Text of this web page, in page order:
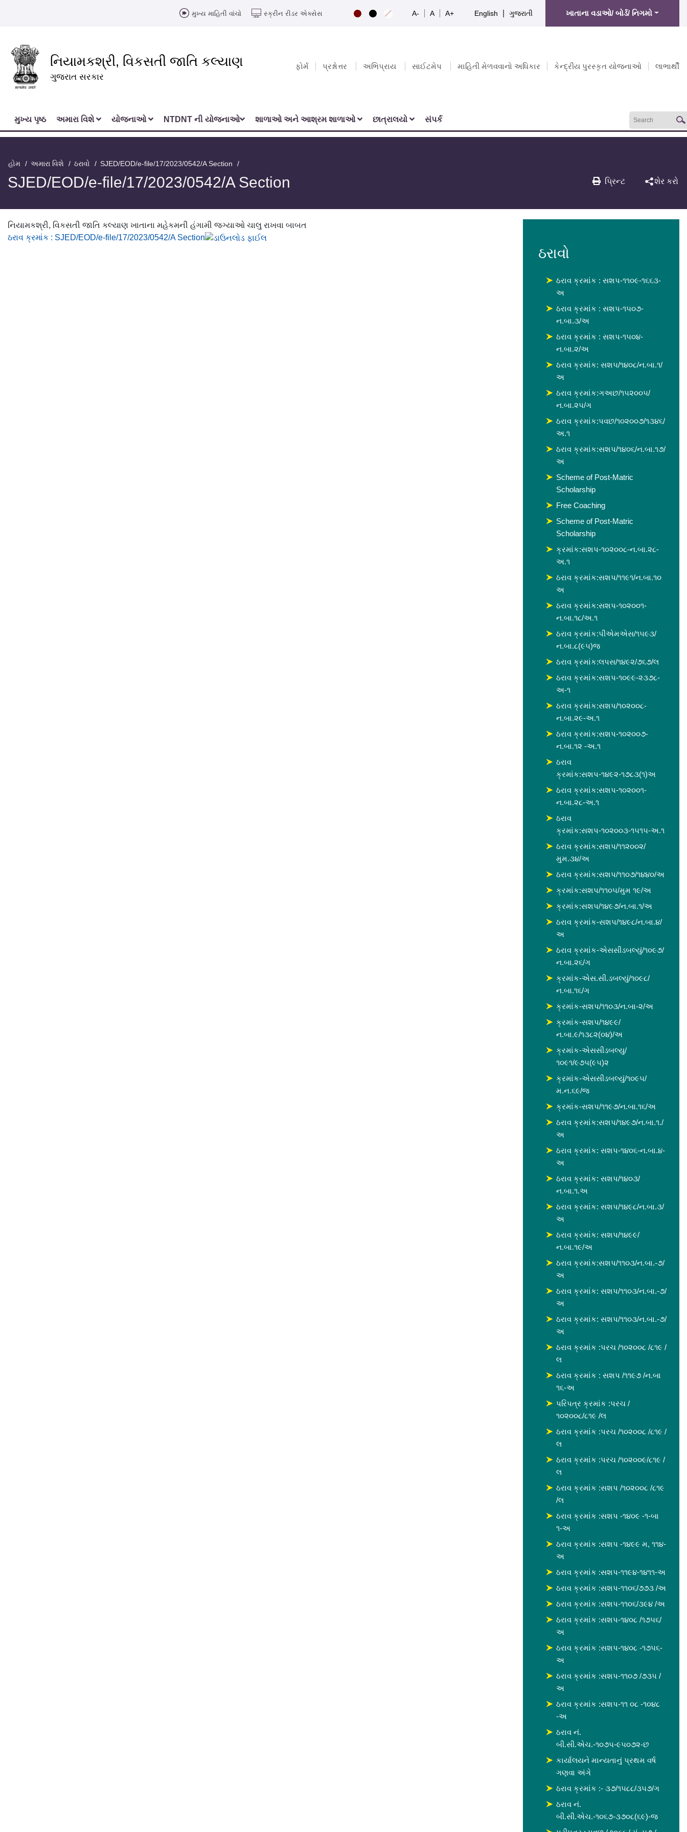
મુખ્ય માહિતી વાંચો સ્ક્રીન રીડર એક્સેસ A- A A+ English ગુજરાતી ખાતાના વડાઓ/ બોર્ડ/ નિગમો
નિયામકશ્રી, વિકસતી જાતિ કલ્યાણ
ગુજરાત સરકાર
ફોર્મ પ્રશ્નોત્તર અભિપ્રાય સાઈટમેપ માહિતી મેળવવાનો અધિકાર કેન્દ્રીય પુરસ્કૃત યોજનાઓ લાભાર્થી
મુખ્‍ય પૃષ્ઠ અમારા વિશે યોજનાઓ NTDNT ની યોજનાઓ શાળાઓ અને આશ્રમ શાળાઓ છાત્રાલયો સંપર્ક
હોમ અમારા વિશે ઠરાવો SJED/EOD/e-file/17/2023/0542/A Section
SJED/EOD/e-file/17/2023/0542/A Section પ્રિન્ટ શેર કરો
નિયામકશ્રી, વિકસતી જાતિ કલ્યાણ ખાતાના મહેકમની હંગામી જગ્યાઓ ચાલુ રાખવા બાબત
ઠરાવ ક્રમાંક : SJED/EOD/e-file/17/2023/0542/A Section
ઠરાવો
ઠરાવ ક્રમાંક : સશપ-૧૧૦૯-૧૬૬૩-
અ
ઠરાવ ક્રમાંક : સશપ-૧૫૦૭-
ન.બા.૩/અ
ઠરાવ ક્રમાંક : સશપ-૧૫૦૪-
ન.બા.૨/અ
ઠરાવ ક્રમાંક: સશ૫/૧૪૦૮/ન.બા.૧/
અ
ઠરાવ ક્રમાંક:ગઅછ/૧૫૨૦૦૫/
ન.બા.૨૫/ગ
ઠરાવ ક્રમાંક:પવછ/૧૦૨૦૦૭/૧૩૪૬/
અ.૧
ઠરાવ ક્રમાંક:સશપ/૧૪૦૬/ન.બા.૧૭/
અ
Scheme of Post-Matric
Scholarship
Free Coaching
Scheme of Post-Matric
Scholarship
ક્રમાંક:સશપ-૧૦૨૦૦૮-ન.બા.૨૮-
અ.૧
ઠરાવ ક્રમાંક:સશપ/૧૧૯૧/ન.બા.૧૦
અ
ઠરાવ ક્રમાંક:સશપ-૧૦૨૦૦૧-
ન.બા.૧૮/અ.૧
ઠરાવ ક્રમાંક:પીએમએસ/૧૫૯૩/
ન.બા.૮(૯૫)જ
ઠરાવ ક્રમાંક:લપસ/૧૪૯૨/૭૬૭/લ
ઠરાવ ક્રમાંક:સશપ-૧૦૯૯-૨૩૭૮-
અ-૧
ઠરાવ ક્રમાંક:સશપ/૧૦૨૦૦૮-
ન.બા.૨૯-અ.૧
ઠરાવ ક્રમાંક:સશપ-૧૦૨૦૦૭-
ન.બા.૧૨ -અ.૧
ઠરાવ
ક્રમાંક:સશપ-૧૪૯૨-૧૭૮૩(૧)અ
ઠરાવ ક્રમાંક:સશપ-૧૦૨૦૦૧-
ન.બા.૨૮-અ.૧
ઠરાવ
ક્રમાંક:સશપ-૧૦૨૦૦૩-૧૫૧૫-અ.૧
ઠરાવ ક્રમાંક:સશપ/૧૧૨૦૦૨/
મુમ.૩૪/અ
ઠરાવ ક્રમાંક:સશપ/૧૧૦૭/૧૪૪૦/અ
ક્રમાંક:સશપ/૧૧૦૫/મુમ ૧૯/અ
ક્રમાંક:સશપ/૧૪૯૭/ન.બા.૧/અ
ઠરાવ ક્રમાંક-સશપ/૧૪૯૮/ન.બા.૪/
અ
ઠરાવ ક્રમાંક-એસસીડબલ્યું/૧૦૯૭/
ન.બા.૨૬/ગ
ક્રમાંક-એસ.સી.ડબલ્યું/૧૦૯૮/
ન.બા.૧૬/ગ
ક્રમાંક-સશપ/૧૧૦૩/ન.બા-૨/અ
ક્રમાંક-સશપ/૧૪૯૯/
ન.બા.૯/૧૩૮૨(૦૪)/અ
ક્રમાંક-એસસીડબલ્યુ/
૧૦૯૧/૯૭૫(૯૫)૨
ક્રમાંક-એસસીડબલ્યું/૧૦૯૫/
મ.ન.૬૯/જ
ક્રમાંક-સશપ/૧૧૯૭/ન.બા.૧૬/અ
ઠરાવ ક્રમાંક:સશપ/૧૪૯૭/ન.બા.૧./
અ
ઠરાવ ક્રમાંક: સશપ-૧૪૦૬-ન.બા.૪-
અ
ઠરાવ ક્રમાંક: સશપ/૧૪૦૩/
ન.બા.૧.અ
ઠરાવ ક્રમાંક: સશપ/૧૪૯૮/ન.બા.૩/
અ
ઠરાવ ક્રમાંક: સશપ/૧૪૯૯/
ન.બા.૧૯/અ
ઠરાવ ક્રમાંક:સશપ/૧૧૦૩/ન.બા.-૭/
અ
ઠરાવ ક્રમાંક: સશપ/૧૧૦૩/ન.બા.-૭/
અ
ઠરાવ ક્રમાંક: સશપ/૧૧૦૩/ન.બા.-૭/
અ
ઠરાવ ક્રમાંક :પરચ /૧૦૨૦૦૮ /૮૧૯ /
લ
ઠરાવ ક્રમાંક : સશપ /૧૧૯૭ /ન.બા
૧૬-અ
પરિપત્ર ક્રમાંક :પરચ /
૧૦૨૦૦૮/૮૧૯ /લ
ઠરાવ ક્રમાંક :પરચ /૧૦૨૦૦૮ /૮૧૯ /
લ
ઠરાવ ક્રમાંક :પરચ /૧૦૨૦૦૯/૮૧૯ /
લ
ઠરાવ ક્રમાંક :સશપ /૧૦૨૦૦૮ /૮૧૯
/લ
ઠરાવ ક્રમાંક :સશપ -૧૪૦૯ -૧-બા
૧-અ
ઠરાવ ક્રમાંક :સશપ -૧૪૯૯ મ, ૧૧૪-
અ
ઠરાવ ક્રમાંક :સશપ-૧૧૯૪-૧૪૧૧-અ
ઠરાવ ક્રમાંક :સશપ-૧૧૦૬/૭૭૩ /અ
ઠરાવ ક્રમાંક :સશપ-૧૧૦૬/૩૯૪ /અ
ઠરાવ ક્રમાંક :સશપ-૧૪૦૮ /૧૭૫૬/
અ
ઠરાવ ક્રમાંક :સશપ-૧૪૦૮ -૧૭૫૬-
અ
ઠરાવ ક્રમાંક :સશપ-૧૧૦૭ /૭૩૫ /
અ
ઠરાવ ક્રમાંક :સશપ-૧૧ ૦૮ -૧૦૪૮
-અ
ઠરાવ નં.
બી.સી.એચ.-૧૦૭૫-૯૫૦૭૨-છ
કાર્યાલયને માન્યતાનું પ્રથમ વર્ષ
ગણવા અંગે
ઠરાવ ક્રમાંક :- ૩૭/૧૫૮૮/૩૫૭/ગ
ઠરાવ નં.
બી.સી.એચ.-૧૦૬૭-૩૭૦૮(૬૯)-જ